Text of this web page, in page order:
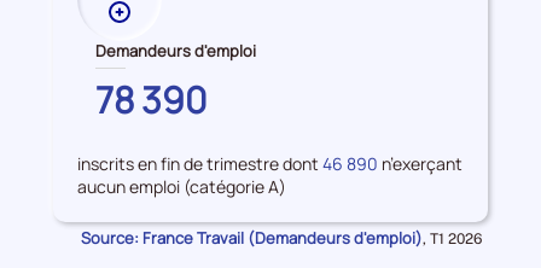
Plus
de
données
sur
les
d'emploi
Demandeurs d'emploi
GARD
78 390
inscrits en fin de trimestre dont 46 890 n’exerçant
aucun emploi (catégorie A)
Source: France Travail (Demandeurs d'emploi), Données
T1 2026